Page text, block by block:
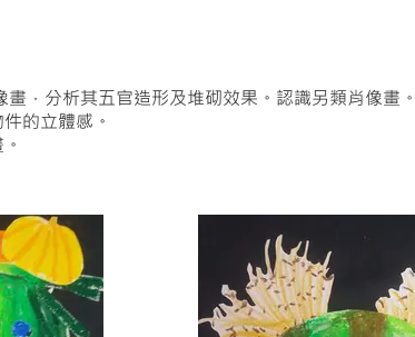
，分析其五官造形及堆砌效果。認識另類肖像畫。
的立體感。